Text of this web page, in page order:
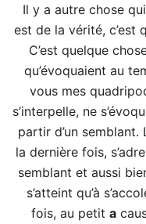
Il y a autre chose
est de la vérité, c’est
C’est quelque
qu’évoquaient au
vous mes
s’interpelle, ne
partir d’un semblant.
la dernière fois,
semblant et aussi
s’atteint qu’à
fois, au petit a